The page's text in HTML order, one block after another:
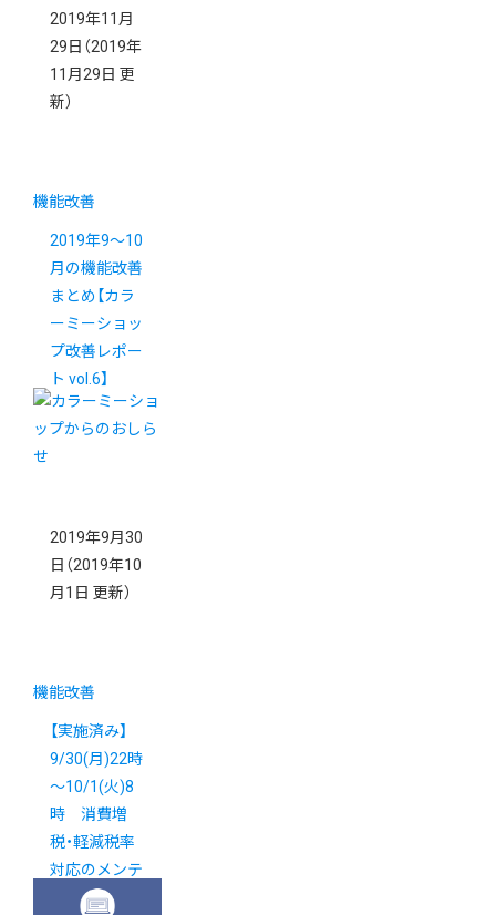
2019年11月
29日 （2019年
11月29日 更
新）
機能改善
2019年9～10
月の機能改善
まとめ【カラ
ーミーショッ
プ改善レポー
ト vol.6】
2019年9月30
日 （2019年10
月1日 更新）
機能改善
【実施済み】
9/30(月)22時
～10/1(火)8
時 消費増
税・軽減税率
対応のメンテ
ナンスを実施